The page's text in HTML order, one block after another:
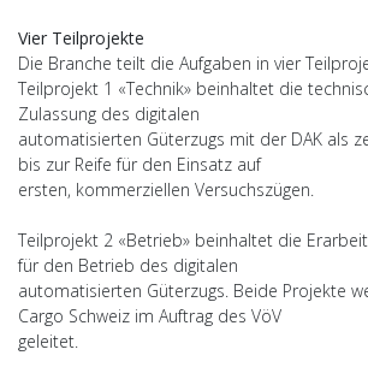
Vier Teilprojekte
Die Branche teilt die Aufgaben in vier
Teilprojekt 1 «Technik» beinhaltet die
Zulassung des digitalen
automatisierten Güterzugs mit der DAK als
bis zur Reife für den Einsatz auf
ersten, kommerziellen Versuchszügen.
Teilprojekt 2 «Betrieb» beinhaltet die
für den Betrieb des digitalen
automatisierten Güterzugs. Beide Projekte
Cargo Schweiz im Auftrag des VöV
geleitet.